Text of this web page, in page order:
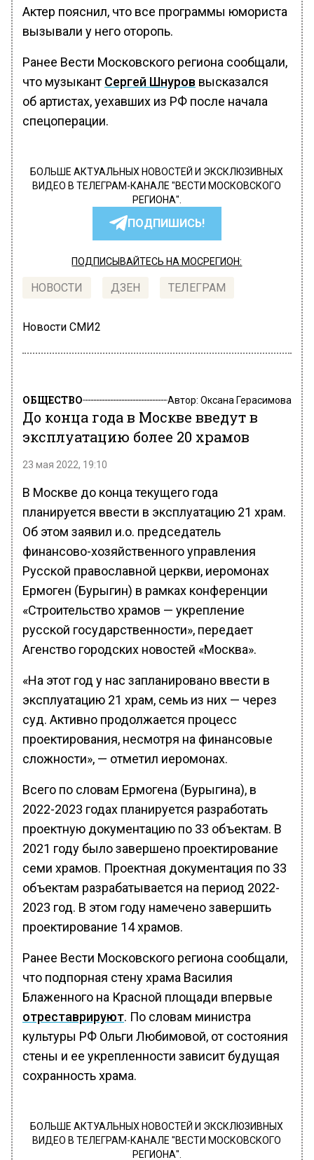
Актер пояснил, что все программы юмориста
вызывали у него оторопь.
Ранее Вести Московского региона сообщали,
что музыкант Сергей Шнуров высказался
об артистах, уехавших из РФ после начала
спецоперации.
БОЛЬШЕ АКТУАЛЬНЫХ НОВОСТЕЙ И ЭКСКЛЮЗИВНЫХ
ВИДЕО В ТЕЛЕГРАМ-КАНАЛЕ "ВЕСТИ МОСКОВСКОГО
РЕГИОНА".
ПОДПИШИСЬ!
ПОДПИСЫВАЙТЕСЬ НА МОСРЕГИОН:
НОВОСТИ ДЗЕН ТЕЛЕГРАМ
Новости СМИ2
ОБЩЕСТВО Автор: Оксана Герасимова
До конца года в Москве введут в
эксплуатацию более 20 храмов
23 мая 2022, 19:10
В Москве до конца текущего года
планируется ввести в эксплуатацию 21 храм.
Об этом заявил и.о. председатель
финансово-хозяйственного управления
Русской православной церкви, иеромонах
Ермоген (Бурыгин) в рамках конференции
«Строительство храмов — укрепление
русской государственности», передает
Агенство городских новостей «Москва».
«На этот год у нас запланировано ввести в
эксплуатацию 21 храм, семь из них — через
суд. Активно продолжается процесс
проектирования, несмотря на финансовые
сложности», — отметил иеромонах.
Всего по словам Ермогена (Бурыгина), в
2022-2023 годах планируется разработать
проектную документацию по 33 объектам. В
2021 году было завершено проектирование
семи храмов. Проектная документация по 33
объектам разрабатывается на период 2022-
2023 год. В этом году намечено завершить
проектирование 14 храмов.
Ранее Вести Московского региона сообщали,
что подпорная стену храма Василия
Блаженного на Красной площади впервые
отреставрируют. По словам министра
культуры РФ Ольги Любимовой, от состояния
стены и ее укрепленности зависит будущая
сохранность храма.
БОЛЬШЕ АКТУАЛЬНЫХ НОВОСТЕЙ И ЭКСКЛЮЗИВНЫХ
ВИДЕО В ТЕЛЕГРАМ-КАНАЛЕ "ВЕСТИ МОСКОВСКОГО
РЕГИОНА".